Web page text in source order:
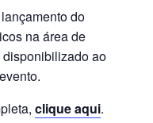
do
na área de
ao
clique aqui.